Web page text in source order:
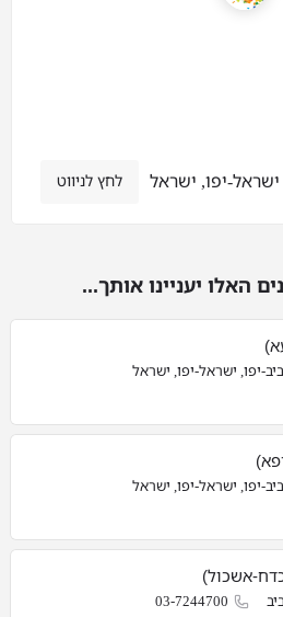
לחץ לניווט
האלו יעניינו אותך...
03-7244700